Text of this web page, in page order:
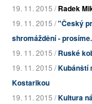
19. 11. 2015 /Radek
19. 11. 2015 /"Český
shromáždění -
19. 11. 2015 /Ruské
19. 11. 2015 /Kubánští
Kostarikou
19. 11. 2015 /Kultura